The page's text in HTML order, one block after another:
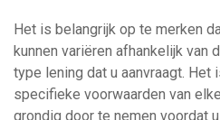
Het is belangrijk op te merken
kunnen variëren afhankelijk van
type lening dat u aanvraagt. Het
specifieke voorwaarden van
grondig door te nemen voordat